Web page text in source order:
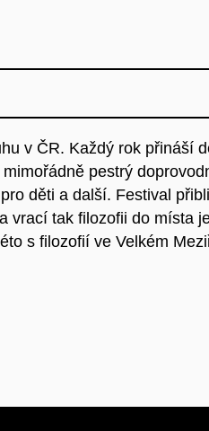
v ČR. Každý rok přináší
pestrý
děti a další. Festival
vrací tak filozofii do místa
s filozofií ve Velkém